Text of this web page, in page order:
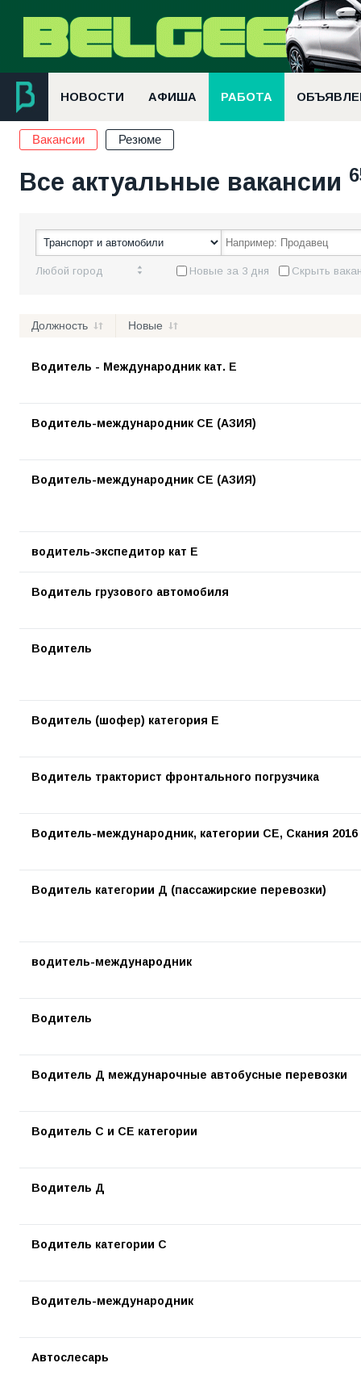
НОВОСТИ АФИША РАБОТА
Вакансии Резюме
Все актуальные вакансии
Любой город Новые за 3 дня Скрыть
Должность Новые
Водитель - Международник кат. Е
Водитель-международник СЕ (АЗИЯ)
Водитель-международник СЕ (АЗИЯ)
водитель-экспедитор кат Е
Водитель грузового автомобиля
Водитель
Водитель (шофер) категория Е
Водитель тракторист фронтального погрузчика
Водитель-международник, категории СЕ, Скания 2016
Водитель категории Д (пассажирские перевозки)
водитель-международник
Водитель
Водитель Д междунарочные автобусные перевозки
Водитель С и СЕ категории
Водитель Д
Водитель категории С
Водитель-международник
Автослесарь